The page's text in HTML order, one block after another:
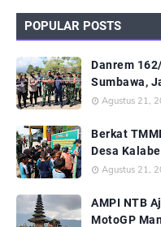
POPULAR POSTS
Danrem
Sumbawa,
Agustus 21,
Berkat
Desa
Agustus 21,
AMPI NTB
MotoGP